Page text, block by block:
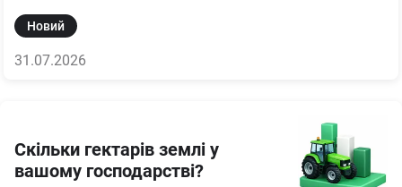
Новий
31.07.2026
Скільки гектарів землі у
вашому господарстві?